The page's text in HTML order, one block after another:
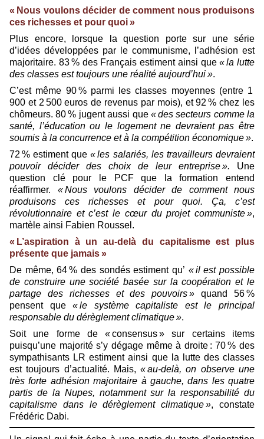
« Nous voulons décider de comment nous produisons
ces richesses et pour quoi »
Plus encore, lorsque la question porte sur une série
d’idées développées par le communisme, l’adhésion est
majoritaire. 83 % des Français estiment ainsi que« la lutte
des classes est toujours une réalité aujourd’hui ».
C’est même 90 % parmi les classes moyennes (entre 1
900 et 2 500 euros de revenus par mois), et 92 % chez les
chômeurs. 80 % jugent aussi que « des secteurs comme la
santé, l’éducation ou le logement ne devraient pas être
soumis à la concurrence et à la compétition économique ».
72 % estiment que« les salariés, les travailleurs devraient
pouvoir décider des choix de leur entreprise ». Une
question clé pour le PCF que la formation entend
réaffirmer. « Nous voulons décider de comment nous
produisons ces richesses et pour quoi. Ça, c’est
révolutionnaire et c’est le cœur du projet communiste »,
martèle ainsi Fabien Roussel.
« L’aspiration à un au-delà du capitalisme est plus
présente que jamais »
De même, 64 % des sondés estiment qu’ « il est possible
de construire une société basée sur la coopération et le
partage des richesses et des pouvoirs » quand 56 %
pensent que« le système capitaliste est le principal
responsable du dérèglement climatique ».
Soit une forme de « consensus » sur certains items
puisqu’une majorité s’y dégage même à droite : 70 % des
sympathisants LR estiment ainsi que la lutte des classes
est toujours d’actualité. Mais,« au-­delà, on observe une
très forte adhésion majoritaire à gauche, dans les quatre
partis de la Nupes, notamment sur la ­responsabilité du
capitalisme dans le dérèglement climatique », constate
Frédéric Dabi.